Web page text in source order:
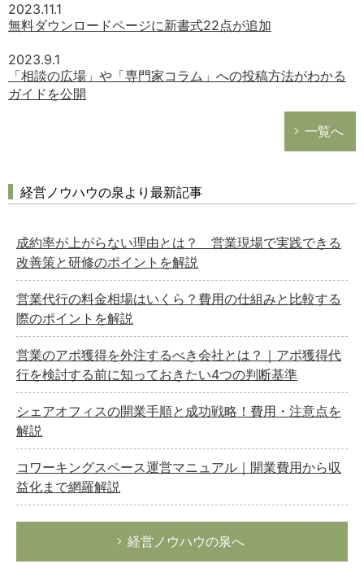
2023.11.1
無料ダウンロードページに新書式22点が追加
2023.9.1
「相談の広場」や「専門家コラム」への投稿方法がわかる
ガイドを公開
一覧へ
経営ノウハウの泉より最新記事
成約率が上がらない理由とは？ 営業現場で実践できる
改善策と研修のポイントを解説
営業代行の料金相場はいくら？費用の仕組みと比較する
際のポイントを解説
営業のアポ獲得を外注するべき会社とは？｜アポ獲得代
行を検討する前に知っておきたい4つの判断基準
シェアオフィスの開業手順と成功戦略！費用・注意点を
解説
コワーキングスペース運営マニュアル｜開業費用から収
益化まで網羅解説
経営ノウハウの泉へ